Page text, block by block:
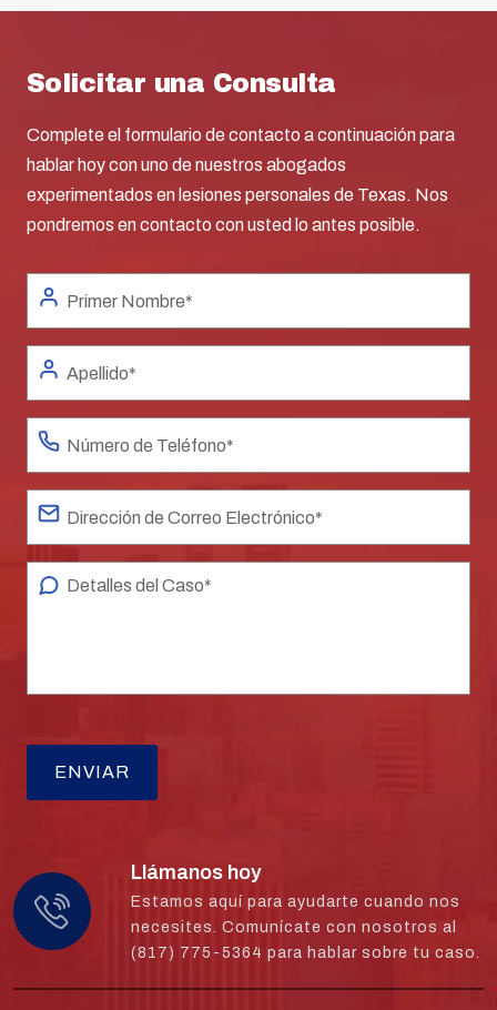
Solicitar una Consulta
Complete el formulario de contacto a continuación para
hablar hoy con uno de nuestros abogados
experimentados en lesiones personales de Texas. Nos
pondremos en contacto con usted lo antes posible.
Llámanos hoy
Estamos aquí para ayudarte cuando nos
necesites. Comunícate con nosotros al
(817) 775-5364 para hablar sobre tu caso.